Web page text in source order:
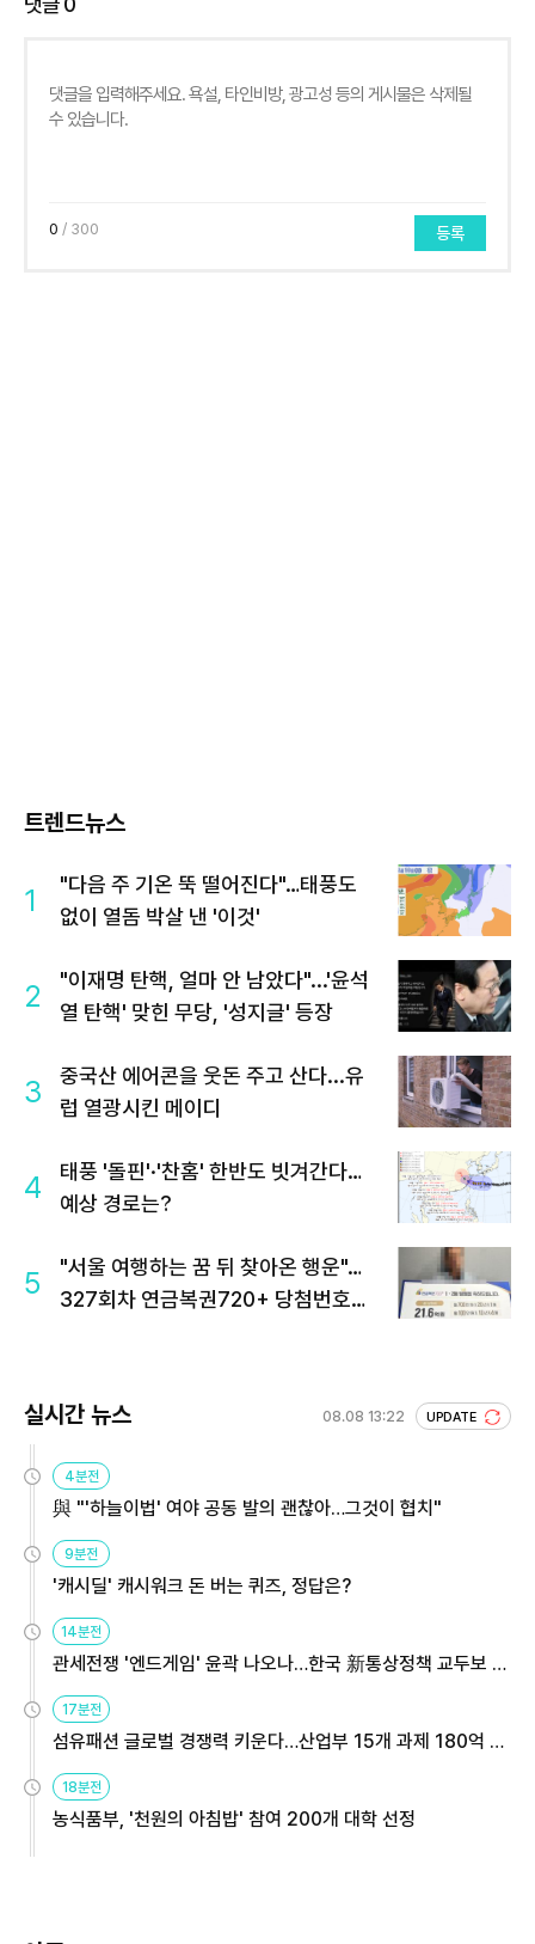
0 / 300 등록
트렌드뉴스
1
"다음 주 기온 뚝 떨어진다"…태풍도
없이 열돔 박살 낸 '이것'
2
"이재명 탄핵, 얼마 안 남았다"...'윤석
열 탄핵' 맞힌 무당, '성지글' 등장
3
중국산 에어콘을 웃돈 주고 산다...유
럽 열광시킨 메이디
4
태풍 '돌핀'·'찬홈' 한반도 빗겨간다…
예상 경로는?
5
"서울 여행하는 꿈 뒤 찾아온 행운"…
327회차 연금복권720+ 당첨번호조
실시간 뉴스 08.08 13:22 UPDATE
4분전
與 "'하늘이법' 여야 공동 발의 괜찮아…그것이 협치"
9분전
'캐시딜' 캐시워크 돈 버는 퀴즈, 정답은?
14분전
관세전쟁 '엔드게임' 윤곽 나오나…한국 新통상정책 교두보 활
용해야
17분전
섬유패션 글로벌 경쟁력 키운다…산업부 15개 과제 180억 지
원
18분전
농식품부, '천원의 아침밥' 참여 200개 대학 선정